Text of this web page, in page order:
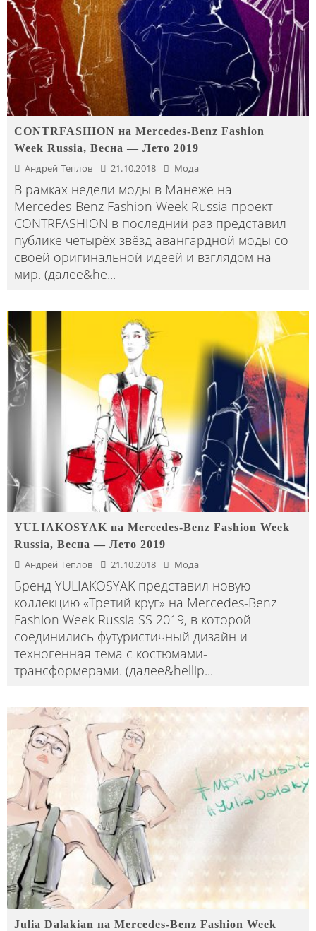
CONTRFASHION на Mercedes-Benz Fashion
Week Russia, Весна — Лето 2019
Андрей Теплов 21.10.2018 Мода
В рамках недели моды в Манеже на
Mercedes-Benz Fashion Week Russia проект
CONTRFASHION в последний раз представил
публике четырёх звёзд авангардной моды со
своей оригинальной идеей и взглядом на
мир. (далее&he...
YULIAKOSYAK на Mercedes-Benz Fashion Week
Russia, Весна — Лето 2019
Андрей Теплов 21.10.2018 Мода
Бренд YULIAKOSYAK представил новую
коллекцию «Третий круг» на Mercedes-Benz
Fashion Week Russia SS 2019, в которой
соединились футуристичный дизайн и
техногенная тема с костюмами-
трансформерами. (далее&hellip...
Julia Dalakian на Mercedes-Benz Fashion Week